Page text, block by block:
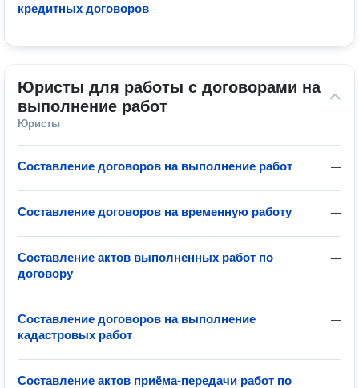
кредитных договоров
Юристы для работы с договорами на
выполнение работ
Юристы
—
Составление договоров на выполнение работ
—
Составление договоров на временную работу
—
Составление актов выполненных работ по
договору
—
Составление договоров на выполнение
кадастровых работ
—
Составление актов приёма-передачи работ по